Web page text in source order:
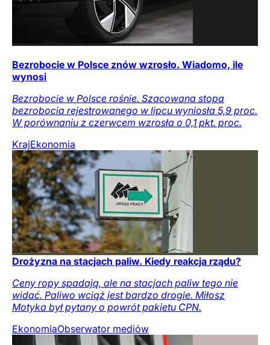
Bezrobocie w Polsce znów wzrosło. Wiadomo, ile
wynosi
Bezrobocie w Polsce rośnie. Szacowana stopa
bezrobocia rejestrowanego w lipcu wyniosła 5,9 proc.
W porównaniu z czerwcem wzrosła o 0,1 pkt. proc.
KrajEkonomia
Drożyzna na stacjach paliw. Kiedy reakcja rządu?
Ceny ropy spadają, ale na stacjach paliw tego nie
widać. Paliwo wciąż jest bardzo drogie. Miłosz
Motyka był pytany o powrót pakietu CPN.
EkonomiaObserwator mediów